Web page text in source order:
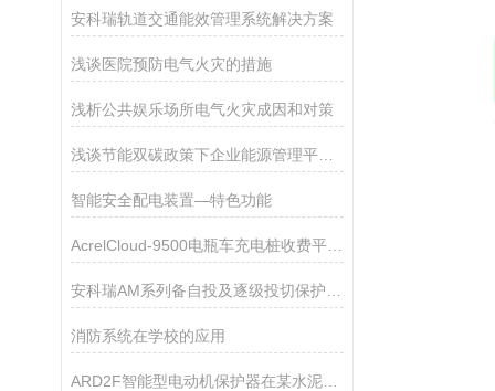
安科瑞轨道交通能效管理系统解决方案
浅谈医院预防电气火灾的措施
浅析公共娱乐场所电气火灾成因和对策
浅谈节能双碳政策下企业能源管理平台系统的推进
智能安全配电装置—特色功能
AcrelCloud-9500电瓶车充电桩收费平台在福建某学院的应用
消防系统在学校的应用
ARD2F智能型电动机保护器在某水泥厂的应用